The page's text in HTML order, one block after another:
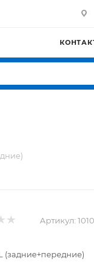
Артикул:
(задние+передние)